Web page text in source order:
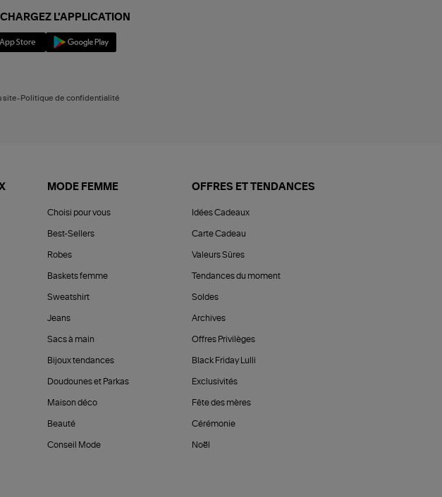
L'APPLICATION
site-Politique de confidentialité
MODE FEMME
Choisi pour vous
Best-Sellers
Robes
Baskets femme
Sweatshirt
Jeans
Sacs à main
Bijoux tendances
Doudounes et Parkas
Maison déco
Beauté
Conseil Mode
OFFRES ET TENDANCES
Idées Cadeaux
Carte Cadeau
Valeurs Sûres
Tendances du moment
Soldes
Archives
Offres Privilèges
Black Friday Lulli
Exclusivités
Fête des mères
Cérémonie
Noël